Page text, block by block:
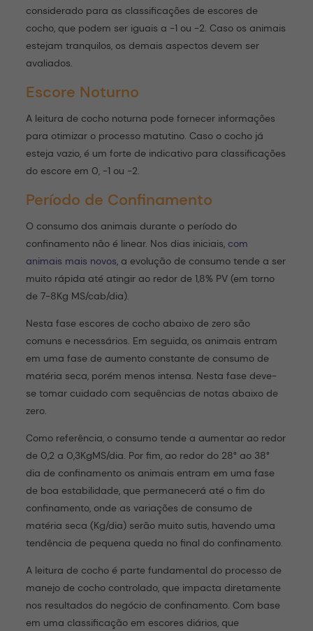
considerado para as classificações de escores de
cocho, que podem ser iguais a -1 ou -2. Caso os animais
estejam tranquilos, os demais aspectos devem ser
avaliados.
Escore Noturno
A leitura de cocho noturna pode fornecer informações
para otimizar o processo matutino. Caso o cocho já
esteja vazio, é um forte de indicativo para classificações
do escore em 0, -1 ou -2.
Período de Confinamento
O consumo dos animais durante o período do
confinamento não é linear. Nos dias iniciais, com
animais mais novos, a evolução de consumo tende a ser
muito rápida até atingir ao redor de 1,8% PV (em torno
de 7-8Kg MS/cab/dia).
Nesta fase escores de cocho abaixo de zero são
comuns e necessários. Em seguida, os animais entram
em uma fase de aumento constante de consumo de
matéria seca, porém menos intensa. Nesta fase deve-
se tomar cuidado com sequências de notas abaixo de
zero.
Como referência, o consumo tende a aumentar ao redor
de 0,2 a 0,3KgMS/dia. Por fim, ao redor do 28° ao 38°
dia de confinamento os animais entram em uma fase
de boa estabilidade, que permanecerá até o fim do
confinamento, onde as variações de consumo de
matéria seca (Kg/dia) serão muito sutis, havendo uma
tendência de pequena queda no final do confinamento.
A leitura de cocho é parte fundamental do processo de
manejo de cocho controlado, que impacta diretamente
nos resultados do negócio de confinamento. Com base
em uma classificação em escores diários, que